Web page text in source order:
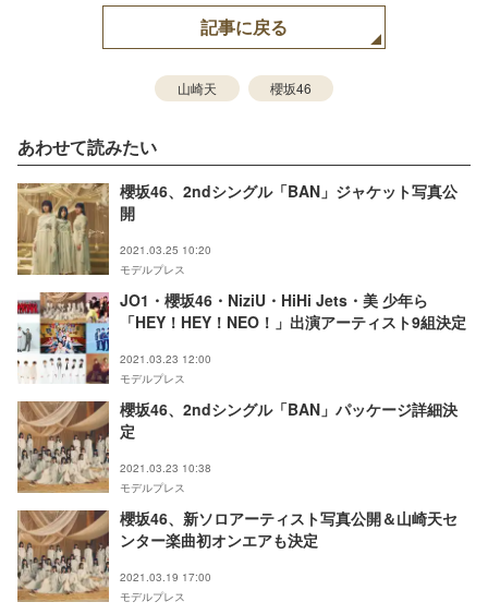
記事に戻る
山崎天 櫻坂46
あわせて読みたい
櫻坂46、2ndシングル「BAN」ジャケット写真公
開
2021.03.25 10:20
モデルプレス
JO1・櫻坂46・NiziU・HiHi Jets・美 少年ら
「HEY！HEY！NEO！」出演アーティスト9組決定
2021.03.23 12:00
モデルプレス
櫻坂46、2ndシングル「BAN」パッケージ詳細決
定
2021.03.23 10:38
モデルプレス
櫻坂46、新ソロアーティスト写真公開＆山崎天セ
ンター楽曲初オンエアも決定
2021.03.19 17:00
モデルプレス